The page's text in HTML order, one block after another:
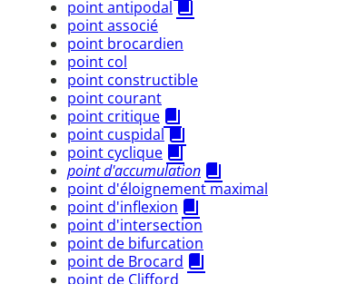
point antipodal
point associé
point brocardien
point col
point constructible
point courant
point critique
point cuspidal
point cyclique
point d'accumulation
point d'éloignement maximal
point d'inflexion
point d'intersection
point de bifurcation
point de Brocard
point de Clifford